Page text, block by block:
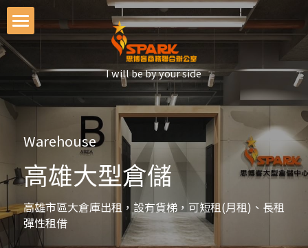
I will be by your side
最新消息
館別介紹
高雄一館
高雄二館
高雄三館
設址登記
場地租借
租會議室
會議教室-民生館
倉庫出租
青創扶植
Warehouse
高雄大型倉儲
高雄市區大倉庫出租，設有貨梯， 可短租(月租)、長租
彈性租借
部落格分類
所有博客分類